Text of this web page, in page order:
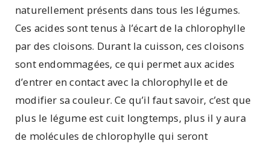
naturellement présents dans tous les légumes.
Ces acides sont tenus à l’écart de la chlorophylle
par des cloisons. Durant la cuisson, ces cloisons
sont endommagées, ce qui permet aux acides
d’entrer en contact avec la chlorophylle et de
modifier sa couleur. Ce qu’il faut savoir, c’est que
plus le légume est cuit longtemps, plus il y aura
de molécules de chlorophylle qui seront